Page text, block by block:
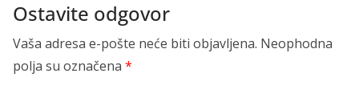
Ostavite odgovor
Vaša adresa e-pošte neće biti objavljena. Neophodna
polja su označena *